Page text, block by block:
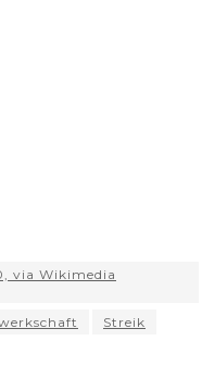
via Wikimedia
Streik